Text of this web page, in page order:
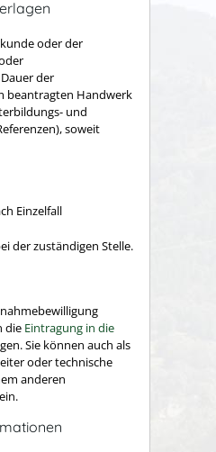
oder der
der
beantragten Handwerk
und
soweit
Einzelfall
der zuständigen Stelle.
die Eintragung in die
Sie können auch als
oder technische
anderen